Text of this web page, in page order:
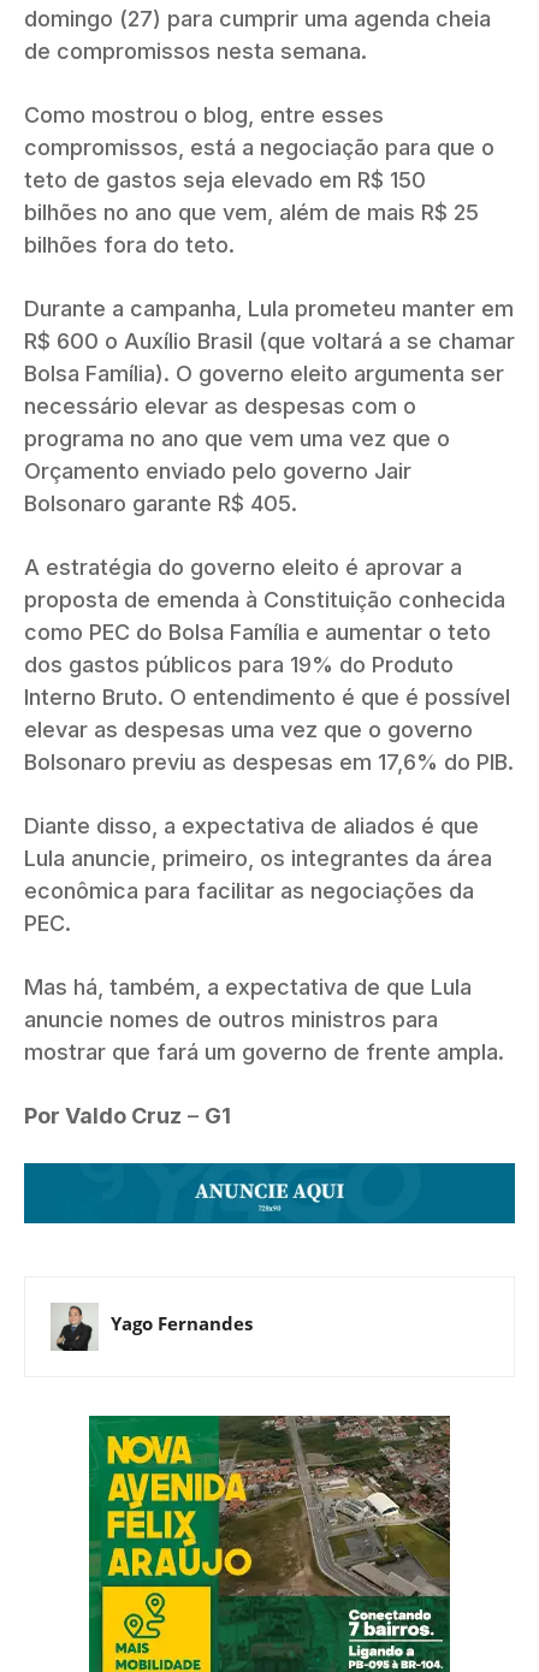
domingo (27) para cumprir uma agenda cheia
de compromissos nesta semana.
Como mostrou o blog, entre esses
compromissos, está a negociação para que o
teto de gastos seja elevado em R$ 150
bilhões no ano que vem, além de mais R$ 25
bilhões fora do teto.
Durante a campanha, Lula prometeu manter em
R$ 600 o Auxílio Brasil (que voltará a se chamar
Bolsa Família). O governo eleito argumenta ser
necessário elevar as despesas com o
programa no ano que vem uma vez que o
Orçamento enviado pelo governo Jair
Bolsonaro garante R$ 405.
A estratégia do governo eleito é aprovar a
proposta de emenda à Constituição conhecida
como PEC do Bolsa Família e aumentar o teto
dos gastos públicos para 19% do Produto
Interno Bruto. O entendimento é que é possível
elevar as despesas uma vez que o governo
Bolsonaro previu as despesas em 17,6% do PIB.
Diante disso, a expectativa de aliados é que
Lula anuncie, primeiro, os integrantes da área
econômica para facilitar as negociações da
PEC.
Mas há, também, a expectativa de que Lula
anuncie nomes de outros ministros para
mostrar que fará um governo de frente ampla.
Por Valdo Cruz – G1
Yago Fernandes